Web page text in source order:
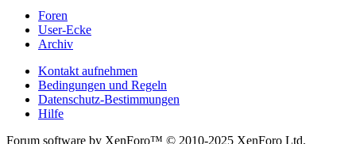
Foren
User-Ecke
Archiv
Kontakt aufnehmen
Bedingungen und Regeln
Datenschutz-Bestimmungen
Hilfe
Forum software by XenForo™ © 2010-2025 XenForo Ltd.